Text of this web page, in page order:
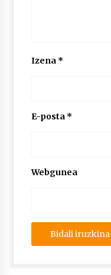
Izena *
E-posta *
Webgunea